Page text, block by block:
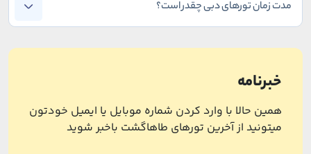
مدت زمان تورهای دبی چقدر است؟
خبرنامه
همین حالا با وارد کردن شماره موبایل یا ایمیل خودتون
میتونید از آخرین تورهای طاهاگشت باخبر شوید